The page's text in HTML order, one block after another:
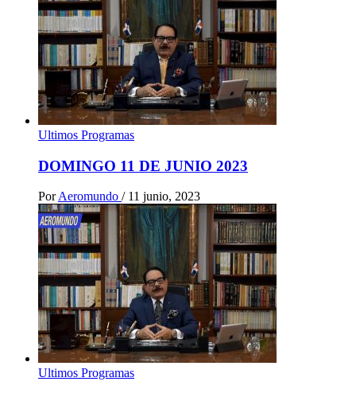
Ultimos Programas
DOMINGO 11 DE JUNIO 2023
PorAeromundo / 11 junio, 2023
Ultimos Programas